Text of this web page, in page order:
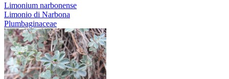
Limonium narbonense
Limonio di Narbona
Plumbaginaceae